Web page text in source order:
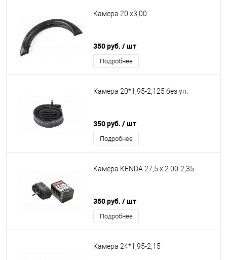
Камера 20 х3,00
350 руб. / шт
Подробнее
Камера 20*1,95-2,125 без уп.
350 руб. / шт
Подробнее
Камера KENDA 27,5 x 2.00-2,35
350 руб. / шт
Подробнее
Камера 24*1,95-2,15